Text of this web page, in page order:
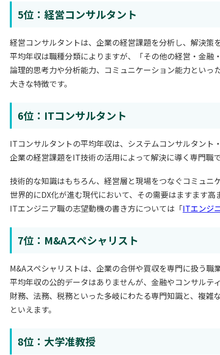
5位：経営コンサルタント
経営コンサルタントは、企業の経営課題を分析し、解決策
平均年収は職種分類によりますが、「その他の経営・金
論理的思考力や分析能力、コミュニケーション能力とい
大きな特徴です。
6位：ITコンサルタント
ITコンサルタントの平均年収は、システムコンサルタント
企業の経営課題をIT技術の活用によって解決に導く専門
技術的な知識はもちろん、経営層と現場をつなぐコミュニ
世界的にDX化が進む現代において、その需要はますます高
ITエンジニア職の志望動機の書き方については「ITエンジ
7位：M&Aスペシャリスト
M&Aスペシャリストは、企業の合併や買収を専門に扱う職
平均年収の公的データはありませんが、金融やコンサル
財務、法務、税務といった多岐にわたる専門知識と、複
といえます。
8位：大学准教授